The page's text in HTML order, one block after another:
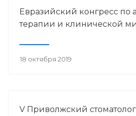
Евразийский конгресс по
терапии и клинической
18 октября 2019
V Приволжский